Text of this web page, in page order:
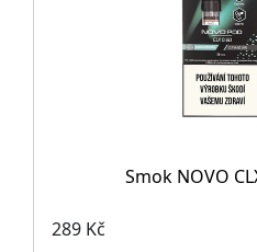
Smok NOVO
289 Kč